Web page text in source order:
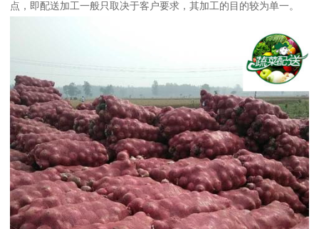
点，即配送加工一般只取决于客户要求，其加工的目的较为单一。